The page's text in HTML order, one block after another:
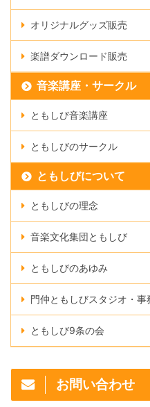
オリジナルグッズ販売
楽譜ダウンロード販売
音楽講座・サークル
ともしび音楽講座
ともしびのサークル
ともしびについて
ともしびの理念
音楽文化集団ともしび
ともしびのあゆみ
門仲ともしびスタジオ・事
ともしび9条の会
お問い合わせ